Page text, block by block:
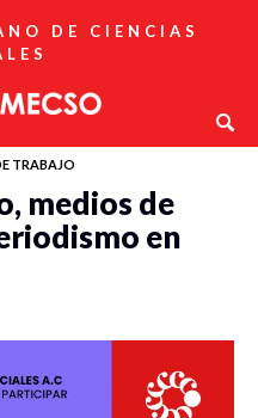
DE CIENCIAS
TRABAJO
medios de
en